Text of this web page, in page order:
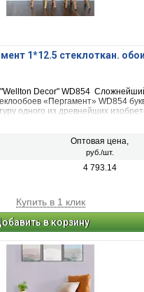
1*12.5 стеклоткан.
Decor" WD854
«Пергамент» WD854
одного из древнейших
– 71,5 см.
Оптовая цена,
руб./шт.
4 793.14
Купить в 1 клик
в корзину